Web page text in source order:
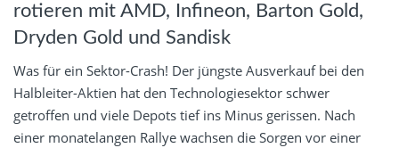
rotieren mit AMD, Infineon, Barton Gold,
Dryden Gold und Sandisk
Was für ein Sektor-Crash! Der jüngste Ausverkauf bei den
Halbleiter-Aktien hat den Technologiesektor schwer
getroffen und viele Depots tief ins Minus gerissen. Nach
einer monatelangen Rallye wachsen die Sorgen vor einer